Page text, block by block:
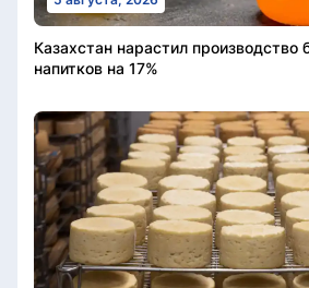
Казахстан нарастил производство
напитков на 17%